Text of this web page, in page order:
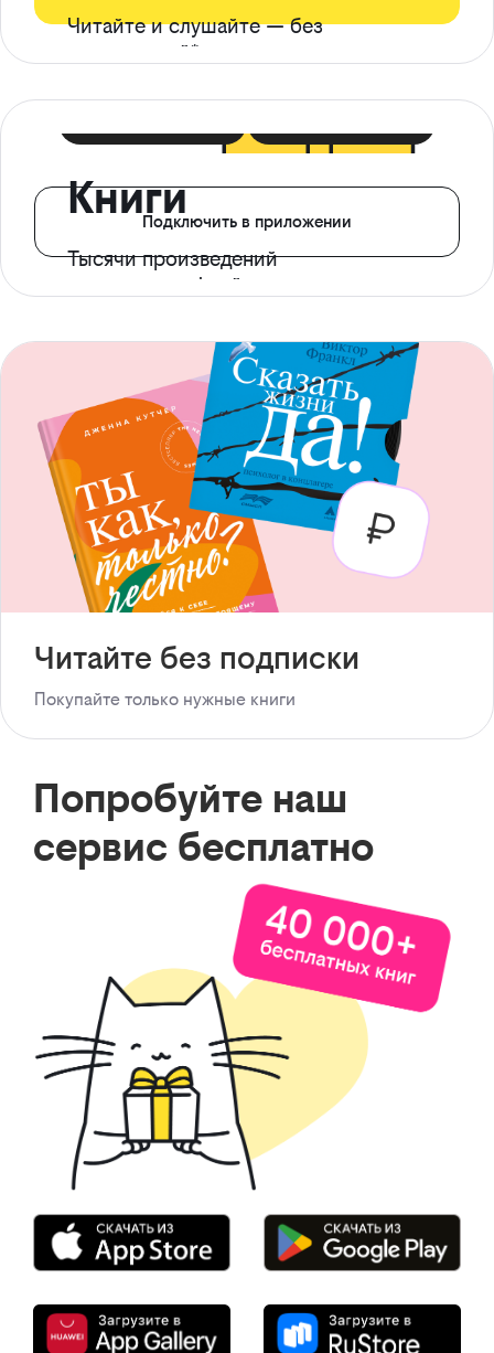
Читайте и слушайте — без
ограничений*
Книги
Тысячи произведений
с доступом офлайн
Подключить в приложении
Читайте без подписки
Покупайте только нужные книги
Попробуйте наш
сервис бесплатно